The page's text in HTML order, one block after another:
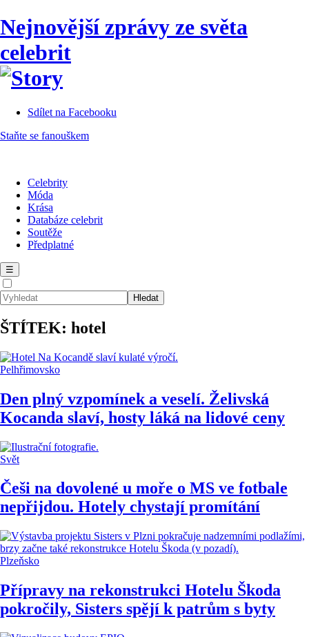
Nejnovější zprávy ze světa
celebrit
Sdílet na Facebooku
Staňte se fanouškem
Celebrity
Móda
Krása
Databáze celebrit
Soutěže
Předplatné
☰
ŠTÍTEK: hotel
Pelhřimovsko
Den plný vzpomínek a veselí. Želivská
Kocanda slaví, hosty láká na lidové ceny
Svět
Češi na dovolené u moře o MS ve fotbale
nepřijdou. Hotely chystají promítání
Plzeňsko
Přípravy na rekonstrukci Hotelu Škoda
pokročily, Sisters spějí k patrům s byty